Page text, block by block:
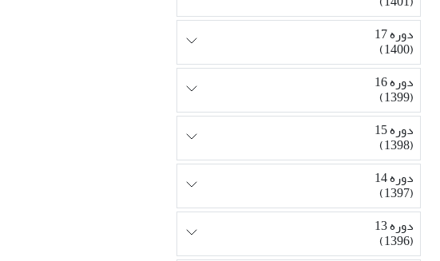
دوره 17
(1400)
دوره 16
(1399)
دوره 15
(1398)
دوره 14
(1397)
دوره 13
(1396)